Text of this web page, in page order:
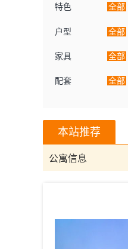
特色 全部
户型 全部
家具 全部
配套 全部
本站推荐
公寓信息